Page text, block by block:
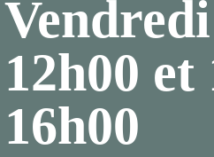
12h00 et
16h00